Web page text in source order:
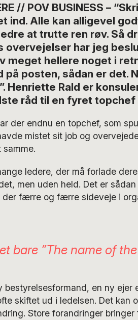
// POV BUSINESS –
ind. Alle kan alligevel
at trutte ren røv. Så
overvejelser har jeg
meget hellere noget i
på posten, sådan er det.
Henriette Rald er
råd til en fyret topchef
der endnu en topchef, som
mistet sit job og
ledere, der må forlade
men uden held. Det er
færre og færre sideveje i
bare ”The name of
bestyrelsesformand, en ny ejer
skiftet ud i ledelsen. Det kan
Store forandringer